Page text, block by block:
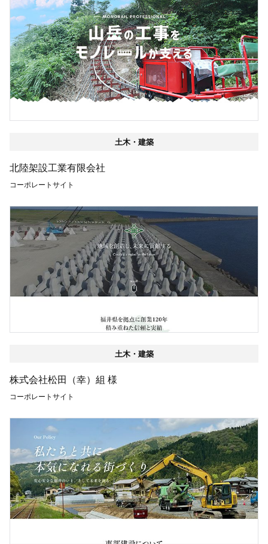
土木・建築
北陸架設工業有限会社
コーポレートサイト
土木・建築
株式会社松田（幸）組 様
コーポレートサイト